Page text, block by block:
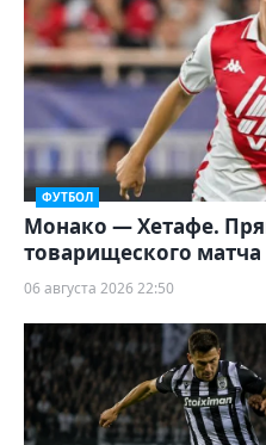
ФУТБОЛ
Монако — Хетафе.
товарищеского матча
06 августа 2026 22:50